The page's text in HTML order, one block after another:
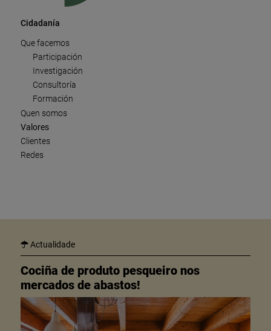
Cidadanía
Que facemos
Participación
Investigación
Consultoría
Formación
Quen somos
Valores
Clientes
Redes
Actualidade
Cociña de produto pesqueiro nos
mercados de abastos!